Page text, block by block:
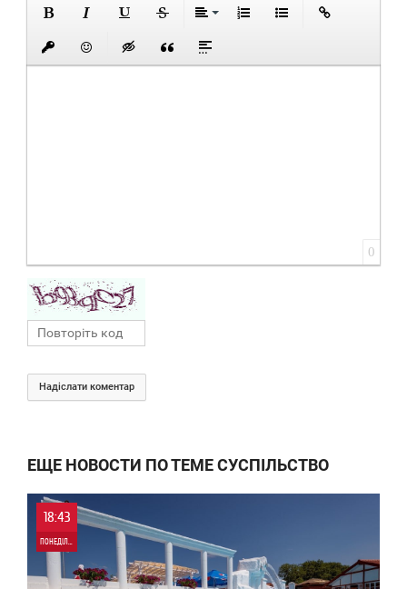
0
Надіслати коментар
ЕЩЕ НОВОСТИ ПО ТЕМЕ СУСПІЛЬСТВО
18:43
ПОНЕДІЛОК